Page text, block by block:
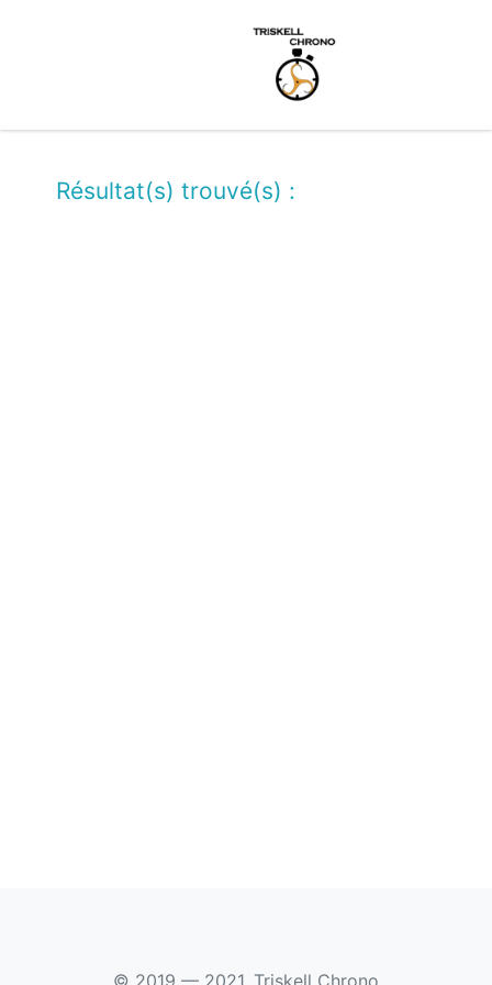
Résultat(s) trouvé(s) :
© 2019 — 2021, Triskell Chrono